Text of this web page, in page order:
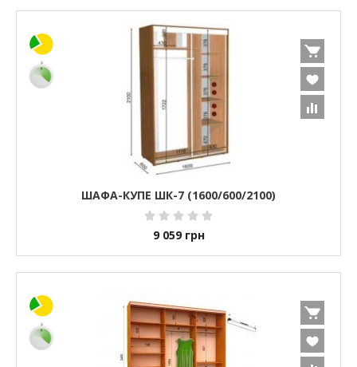
ШАФА-КУПЕ ШК-7 (1600/600/2100)
9 059 грн